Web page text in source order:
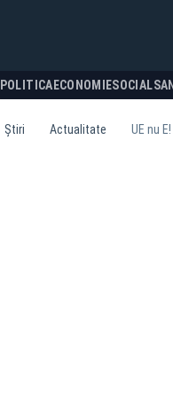
POLITICA ECONOMIESOCIAL
Știri Actualitate UE nu E!